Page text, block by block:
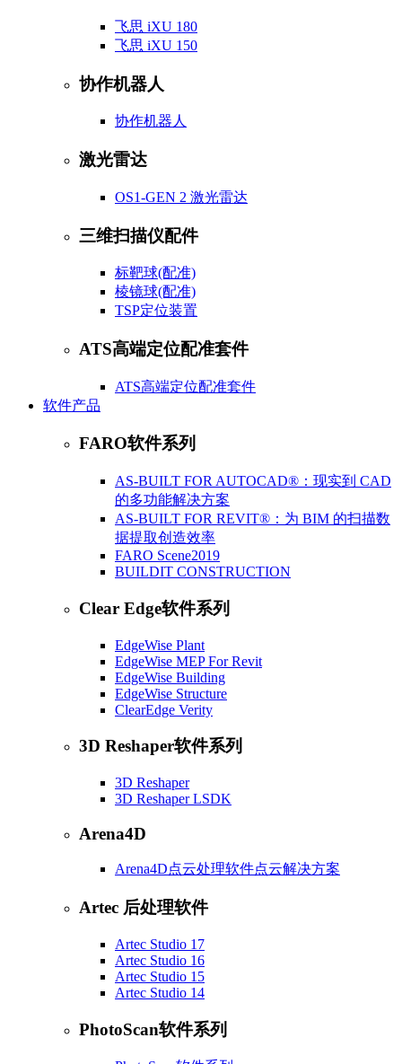
飞思 iXU 180
飞思 iXU 150
协作机器人
协作机器人
激光雷达
OS1-GEN 2 激光雷达
三维扫描仪配件
标靶球(配准)
棱镜球(配准)
​TSP定位装置
ATS高端定位配准套件
ATS高端定位配准套件
软件产品
FARO软件系列
AS-BUILT FOR AUTOCAD®：现实到 CAD
的多功能解决方案
AS-BUILT FOR REVIT®：为 BIM 的扫描数
据提取创造效率
FARO Scene2019
BUILDIT CONSTRUCTION
Clear Edge软件系列
EdgeWise Plant
EdgeWise MEP For Revit
EdgeWise Building
EdgeWise Structure
ClearEdge Verity
3D Reshaper软件系列
3D Reshaper
3D Reshaper LSDK
Arena4D
Arena4D点云处理软件点云解决方案
Artec 后处理软件
Artec Studio 17
Artec Studio 16
Artec Studio 15
Artec Studio 14
PhotoScan软件系列